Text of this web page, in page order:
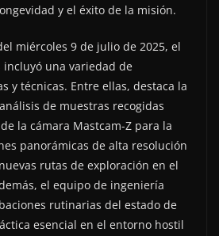
y el éxito de la misión.
miércoles 9 de julio de 2025, el
una variedad de
y técnicas. Entre ellas, destaca la
de muestras recogidas
la cámara Mastcam-Z para la
panorámicas de alta resolución
rutas de exploración en el
el equipo de ingeniería
rutinarias del estado de
esencial en el entorno hostil